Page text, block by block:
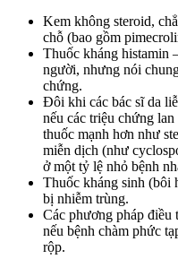
Kem không steroid,
chỗ (bao gồm
Thuốc kháng histamin
người, nhưng nói
chứng.
Đôi khi các bác sĩ da
nếu các triệu chứng
thuốc mạnh hơn như
miễn dịch (như
ở một tỷ lệ nhỏ bệnh
Thuốc kháng sinh (bôi
bị nhiễm trùng.
Các phương pháp
nếu bệnh chàm phức
rộp.